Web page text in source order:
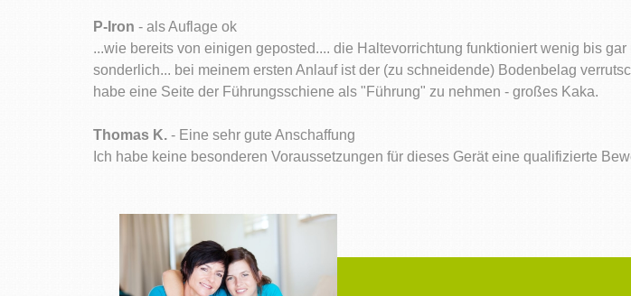
P-Iron - als Auflage ok
...wie bereits von einigen geposted.... die Haltevorrichtung funktioniert wenig bis
sonderlich... bei meinem ersten Anlauf ist der (zu schneidende) Bodenbelag
habe eine Seite der Führungsschiene als "Führung" zu nehmen - großes Kaka.
Thomas K. - Eine sehr gute Anschaffung
Ich habe keine besonderen Voraussetzungen für dieses Gerät eine qualifizierte